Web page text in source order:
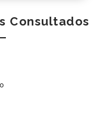
Consultados